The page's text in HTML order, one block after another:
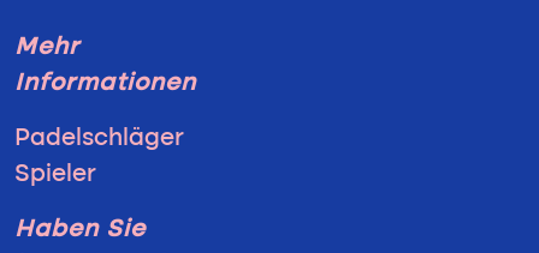
Mehr
Informationen
Padelschläger
Spieler
Haben Sie